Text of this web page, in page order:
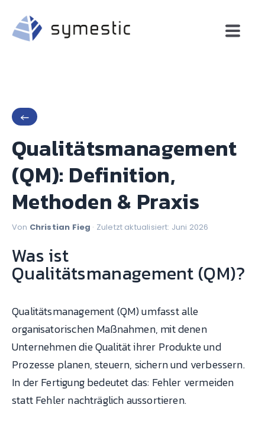
←
Qualitätsmanagement
(QM): Definition,
Methoden & Praxis
Von Christian Fieg · Zuletzt aktualisiert: Juni 2026
Was ist
Qualitätsmanagement (QM)?
Qualitätsmanagement (QM) umfasst alle
organisatorischen Maßnahmen, mit denen
Unternehmen die Qualität ihrer Produkte und
Prozesse planen, steuern, sichern und verbessern.
In der Fertigung bedeutet das: Fehler vermeiden
statt Fehler nachträglich aussortieren.